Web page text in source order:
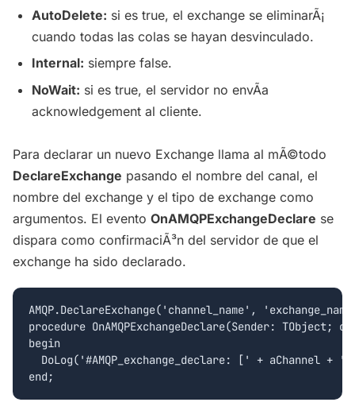
AutoDelete: si es true, el exchange se eliminarÃ¡
cuando todas las colas se hayan desvinculado.
Internal: siempre false.
NoWait: si es true, el servidor no envÃ­a
acknowledgement al cliente.
Para declarar un nuevo Exchange llama al mÃ©todo
DeclareExchange pasando el nombre del canal, el
nombre del exchange y el tipo de exchange como
argumentos. El evento OnAMQPExchangeDeclare se
dispara como confirmaciÃ³n del servidor de que el
exchange ha sido declarado.
AMQP.DeclareExchange('channel_name',
procedure OnAMQPExchangeDeclare(Sender:
begin
DoLog('#AMQP_exchange_declare: [' + aChannel +